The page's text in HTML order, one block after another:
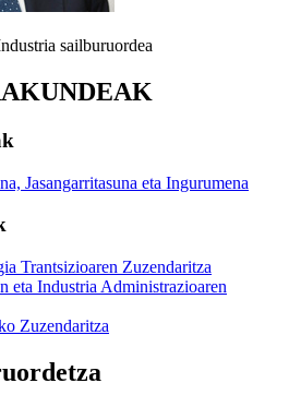
sailburuordea
Jasangarritasuna eta Ingurumena
Trantsizioaren Zuzendaritza
eta Industria Administrazioaren
Zuzendaritza